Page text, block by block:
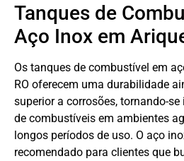
Tanques de
Aço Inox em
Os tanques de combustível em
RO oferecem uma durabilidade
superior a corrosões, tornando-
de combustíveis em ambientes
longos períodos de uso. O aço
recomendado para clientes que